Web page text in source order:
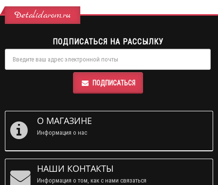
Detalidarom.ru
ПОДПИСАТЬСЯ НА РАССЫЛКУ
ПОДПИСАТЬСЯ
О МАГАЗИНЕ
Информация о нас
НАШИ КОНТАКТЫ
Информация о том, как с нами связаться